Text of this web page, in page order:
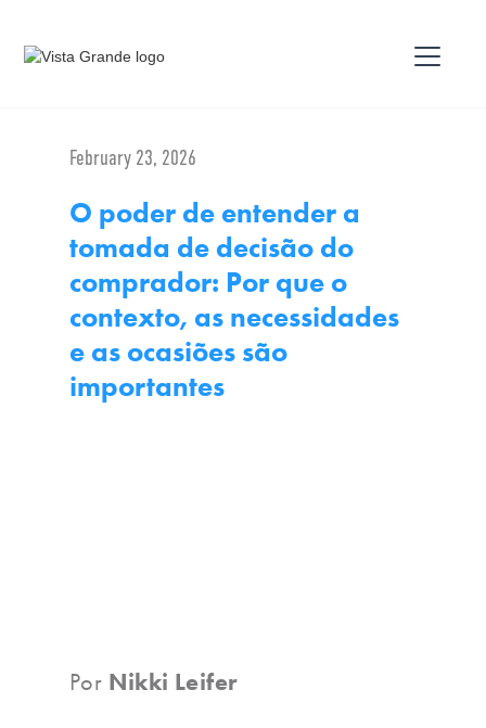
February 23, 2026
O poder de entender a
tomada de decisão do
comprador: Por que o
contexto, as necessidades
e as ocasiões são
importantes
Por Nikki Leifer